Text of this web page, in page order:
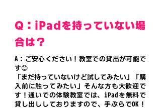
Q：iPadを持っていない場
合は？
A：ご安心ください！教室での貸出が可能で
す😊
「まだ持っていないけど試してみたい」「購
入前に触ってみたい」そんな方も大歓迎で
す！通いでの体験教室では、iPadを無料で
貸し出ししておりますので、手ぶらでOK！